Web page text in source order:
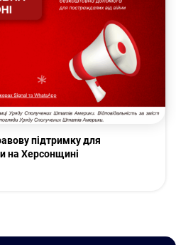
підтримку для
на Херсонщині